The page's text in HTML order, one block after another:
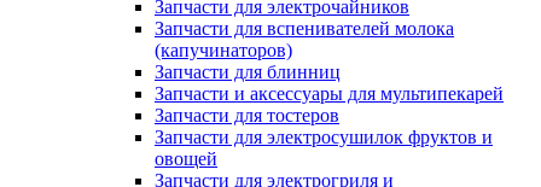
Запчасти для электрочайников
Запчасти для вспенивателей молока
(капучинаторов)
Запчасти для блинниц
Запчасти и аксессуары для мультипекарей
Запчасти для тостеров
Запчасти для электросушилок фруктов и
овощей
Запчасти для электрогриля и